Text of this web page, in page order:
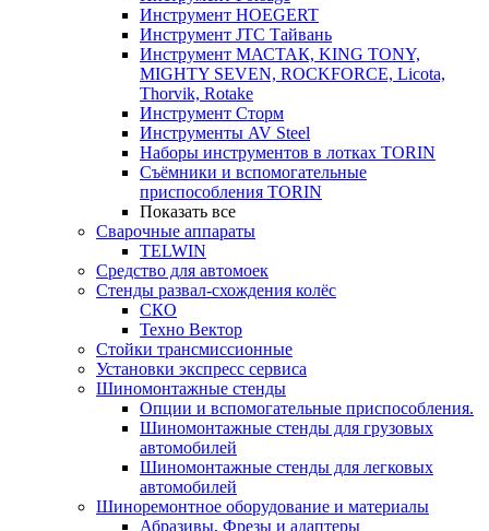
Инструмент HOEGERT
Инструмент JTC Тайвань
Инструмент МАСТАК, KING TONY,
MIGHTY SEVEN, ROCKFORCE, Licota,
Thorvik, Rotake
Инструмент Сторм
Инструменты AV Steel
Наборы инструментов в лотках TORIN
Съёмники и вспомогательные
приспособления TORIN
Показать все
Сварочные аппараты
TELWIN
Средство для автомоек
Стенды развал-схождения колёс
СКО
Техно Вектор
Стойки трансмиссионные
Установки экспресс сервиса
Шиномонтажные стенды
Опции и вспомогательные приспособления.
Шиномонтажные стенды для грузовых
автомобилей
Шиномонтажные стенды для легковых
автомобилей
Шиноремонтное оборудование и материалы
Абразивы, Фрезы и адаптеры